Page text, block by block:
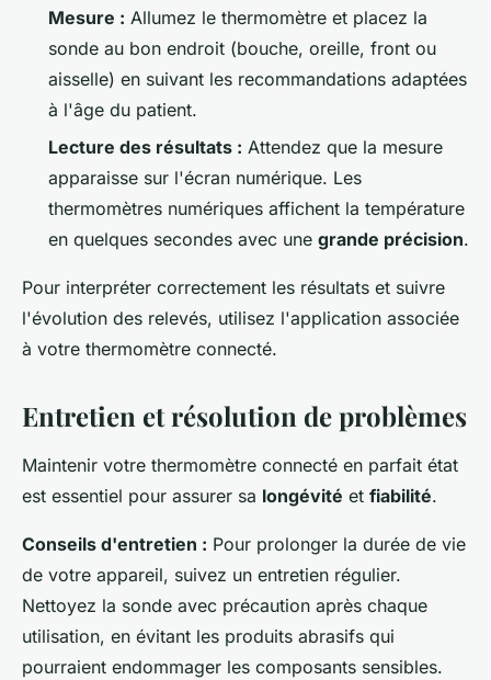
Mesure : Allumez le thermomètre et placez la
sonde au bon endroit (bouche, oreille, front ou
aisselle) en suivant les recommandations adaptées
à l'âge du patient.
Lecture des résultats : Attendez que la mesure
apparaisse sur l'écran numérique. Les
thermomètres numériques affichent la température
en quelques secondes avec une grande précision.
Pour interpréter correctement les résultats et suivre
l'évolution des relevés, utilisez l'application associée
à votre thermomètre connecté.
Entretien et résolution de problèmes
Maintenir votre thermomètre connecté en parfait état
est essentiel pour assurer sa longévité et fiabilité.
Conseils d'entretien : Pour prolonger la durée de vie
de votre appareil, suivez un entretien régulier.
Nettoyez la sonde avec précaution après chaque
utilisation, en évitant les produits abrasifs qui
pourraient endommager les composants sensibles.